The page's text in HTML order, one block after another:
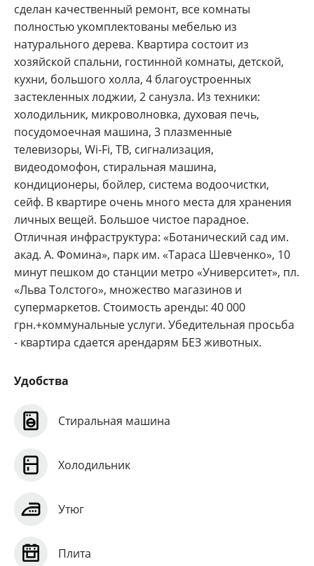
сделан качественный ремонт, все комнаты
полностью укомплектованы мебелью из
натурального дерева. Квартира состоит из
хозяйской спальни, гостинной комнаты, детской,
кухни, большого холла, 4 благоустроенных
застекленных лоджии, 2 санузла. Из техники:
холодильник, микроволновка, духовая печь,
посудомоечная машина, 3 плазменные
телевизоры, Wi-Fi, ТВ, сигнализация,
видеодомофон, стиральная машина,
кондиционеры, бойлер, система водоочистки,
сейф. В квартире очень много места для хранения
личных вещей. Большое чистое парадное.
Отличная инфраструктура: «Ботанический сад им.
акад. А. Фомина», парк им. «Тараса Шевченко», 10
минут пешком до станции метро «Университет», пл.
«Льва Толстого», множество магазинов и
супермаркетов. Стоимость аренды: 40 000
грн.+коммунальные услуги. Убедительная просьба
- квартира сдается арендарям БЕЗ животных.
Удобства
Стиральная машина
Холодильник
Утюг
Плита